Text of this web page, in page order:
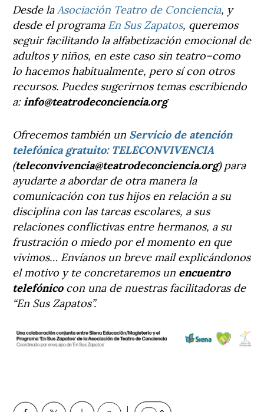
Desde laAsociación Teatro de Conciencia, y
desde el programa En Sus Zapatos, queremos
seguir facilitando la alfabetización emocional de
adultos y niños, en este caso sin teatro–como
lo hacemos habitualmente, pero sí con otros
recursos. Puedes sugerirnos temas escribiendo
a:info@teatrodeconciencia.org
Ofrecemos también un Servicio de atención
telefónica gratuito: TELECONVIVENCIA
(teleconvivencia@teatrodeconciencia.org) para
ayudarte a abordar de otra manera la
comunicación con tus hijos en relación a su
disciplina con las tareas escolares, a sus
relaciones conflictivas entre hermanos, a su
frustración o miedo por el momento en que
vivimos… Envíanos un breve mail explicándonos
el motivo y te concretaremos un encuentro
telefónicocon una de nuestras facilitadoras de
“En Sus Zapatos”.